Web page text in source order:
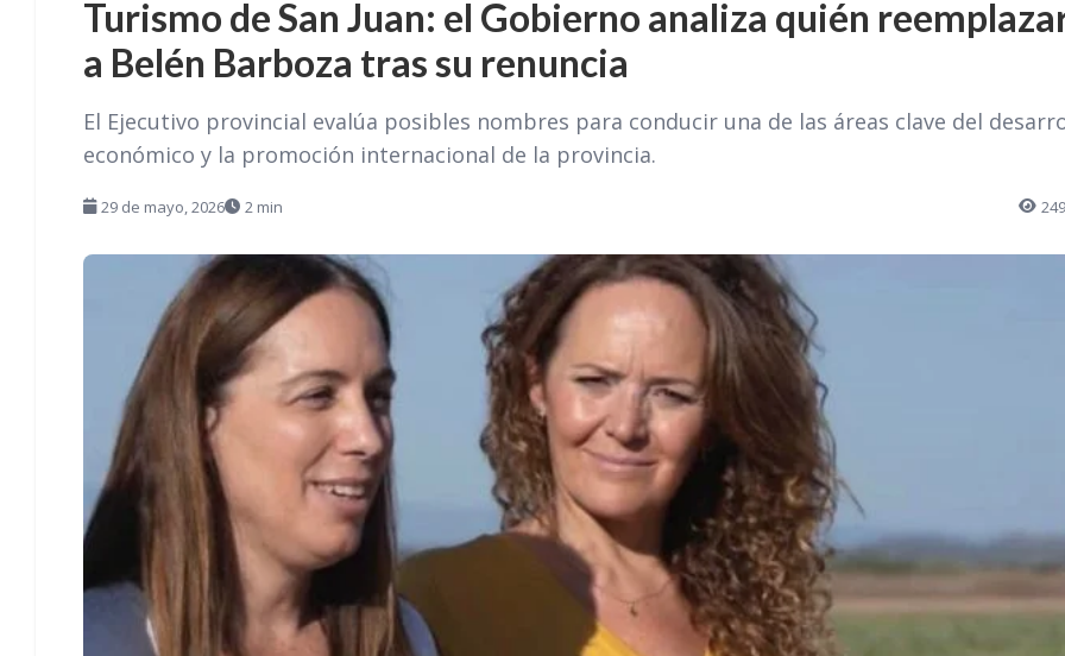
Turismo de San Juan: el Gobierno analiza quién
a Belén Barboza tras su renuncia
El Ejecutivo provincial evalúa posibles nombres para conducir una de las áreas clave del
económico y la promoción internacional de la provincia.
29 de mayo, 2026 2 min 249